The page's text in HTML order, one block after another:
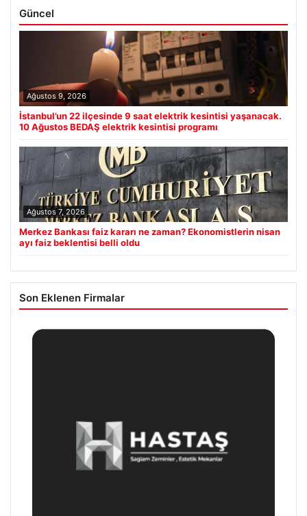
Güncel
Ağustos 9, 2026
İstanbul’un 22 ilçesinde 9 saat elektrik kesintisi yaşanacak.
10 Ağustos BEDAŞ elektrik kesintisi programı
Ağustos 7, 2026
Merkez Bankası faiz kararı ne zaman? Ekonomistlerin nisan
ayı faiz beklentisi belli oldu
Son Eklenen Firmalar